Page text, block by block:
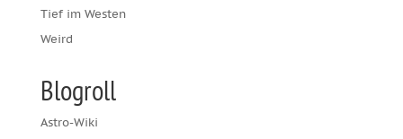
Tief im Westen
Weird
Blogroll
Astro-Wiki